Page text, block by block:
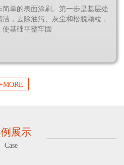
单的表面涂刷。第一步是基层处
，去除油污、灰尘和松脱颗粒，
基础平整牢固
展示
Case